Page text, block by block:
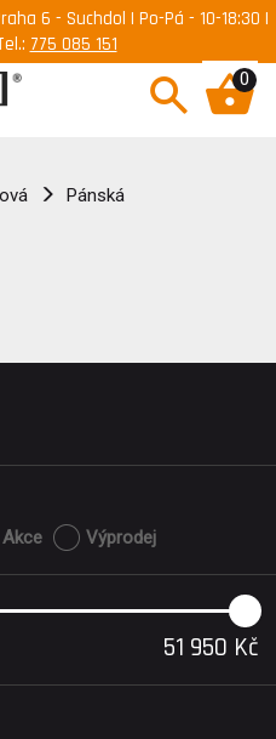
6 - Suchdol | Po-Pá - 10-18:30 |
775 085 151
0
Pánská
Akce Výprodej
51 950 Kč